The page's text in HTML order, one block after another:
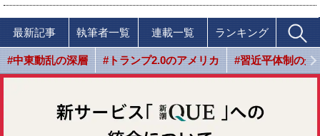
最新記事 執筆者一覧 連載一覧 ランキング
#中東動乱の深層 #トランプ2.0のアメリカ #習近平体制の光